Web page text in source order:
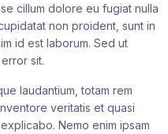
cillum dolore eu fugiat nulla
non proident, sunt in
id est laborum. Sed ut
sit.
laudantium, totam rem
veritatis et quasi
Nemo enim ipsam